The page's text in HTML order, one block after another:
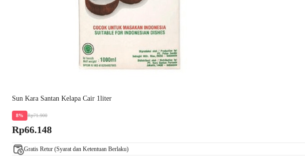
Sun Kara Santan Kelapa Cair 1liter
8% Rp71.900
Rp66.148
Gratis Retur (Syarat dan Ketentuan Berlaku)